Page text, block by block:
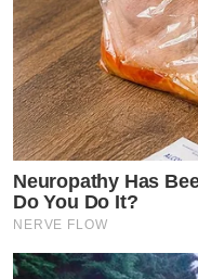
Neuropathy Has
Do You Do It?
NERVE FLOW